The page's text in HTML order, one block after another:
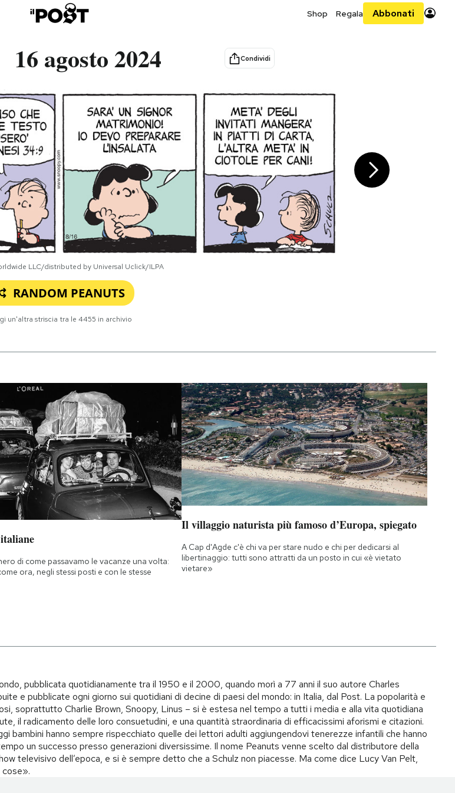
Shop Regala Abbonati
16 agosto 2024 Condividi
LLC/distributed by Universal Uclick/ILPA
RANDOM PEANUTS
un'altra striscia tra le 4455 in archivio
di come passavamo le vacanze una volta:
ora, negli stessi posti e con le stesse
Il villaggio naturista più famoso d’Europa, spiegato
A Cap d'Agde c'è chi va per stare nudo e chi per dedicarsi al
libertinaggio: tutti sono attratti da un posto in cui «è vietato
vietare»
pubblicata quotidianamente tra il 1950 e il 2000, quando morì a 77 anni il suo autore Charles
e pubblicate ogni giorno sui quotidiani di decine di paesi del mondo: in Italia, dal Post. La popolarità e
soprattutto Charlie Brown, Snoopy, Linus – si è estesa nel tempo a tutti i media e alla vita quotidiana
il radicamento delle loro consuetudini, e una quantità straordinaria di efficacissimi aforismi e citazioni.
bambini hanno sempre rispecchiato quelle dei lettori adulti aggiungendovi tenerezze infantili che hanno
un successo presso generazioni diversissime. Il nome Peanuts venne scelto dal distributore della
televisivo dell’epoca, e si è sempre detto che a Schulz non piacesse. Ma come dice Lucy Van Pelt,
cose».